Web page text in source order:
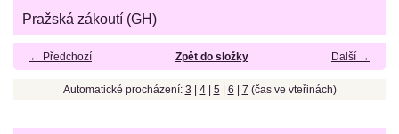
Pražská zákoutí (GH)
← Předchozí Další →
Zpět do složky
Automatické procházení: 3 4| 5| 6 7 (čas ve vteřinách)